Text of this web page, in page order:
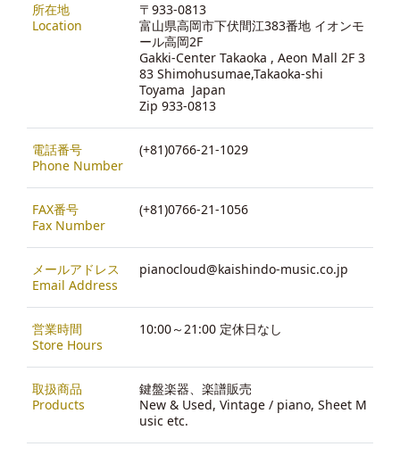
所在地
Location
〒933-0813
富山県高岡市下伏間江383番地 イオンモ
ール高岡2F
Gakki-Center Takaoka , Aeon Mall 2F 3
83 Shimohusumae,Takaoka-shi
Toyama Japan
Zip 933-0813
電話番号
Phone Number
(+81)0766-21-1029
FAX番号
Fax Number
(+81)0766-21-1056
メールアドレス
Email Address
pianocloud@kaishindo-music.co.jp
営業時間
Store Hours
10:00～21:00 定休日なし
取扱商品
Products
鍵盤楽器、楽譜販売
New & Used, Vintage / piano, Sheet M
usic etc.